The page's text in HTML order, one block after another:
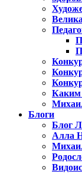
Каким
Блоги
Блог
Алла